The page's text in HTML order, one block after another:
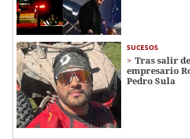
SUCESOS
Tras salir
empresario
Pedro Sula